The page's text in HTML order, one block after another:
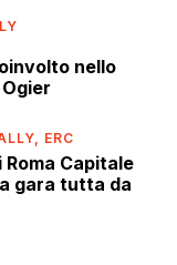
nello
ERC
Capitale
gara tutta da